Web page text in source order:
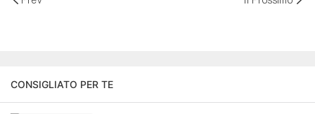
CONSIGLIATO PER TE